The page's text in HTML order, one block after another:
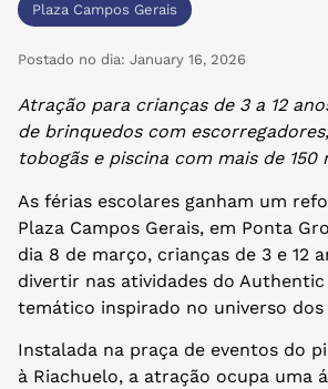
Plaza Campos Gerais
Postado no dia: January 16, 2026
Atração para crianças de 3 a 12
de brinquedos com
tobogãs e piscina com mais de 150
As férias escolares ganham um
Plaza Campos Gerais, em Ponta
dia 8 de março, crianças de 3 e 12
divertir nas atividades do Authentic
temático inspirado no universo dos
Instalada na praça de eventos do
à Riachuelo, a atração ocupa uma